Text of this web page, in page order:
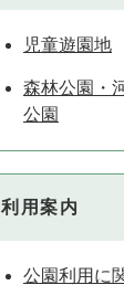
児童遊園地
森林公園・
公園
利用案内
公園利用に